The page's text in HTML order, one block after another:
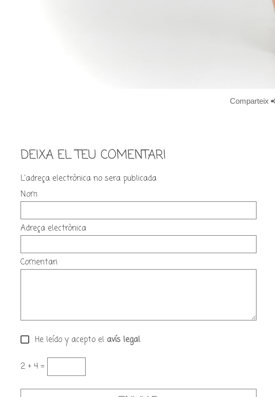
Comparteix
DEIXA EL TEU COMENTARI
L'adreça electrònica no sera publicada
Nom
Adreça electrònica
Comentari
He leído y acepto el avís legal.
2 + 4 =